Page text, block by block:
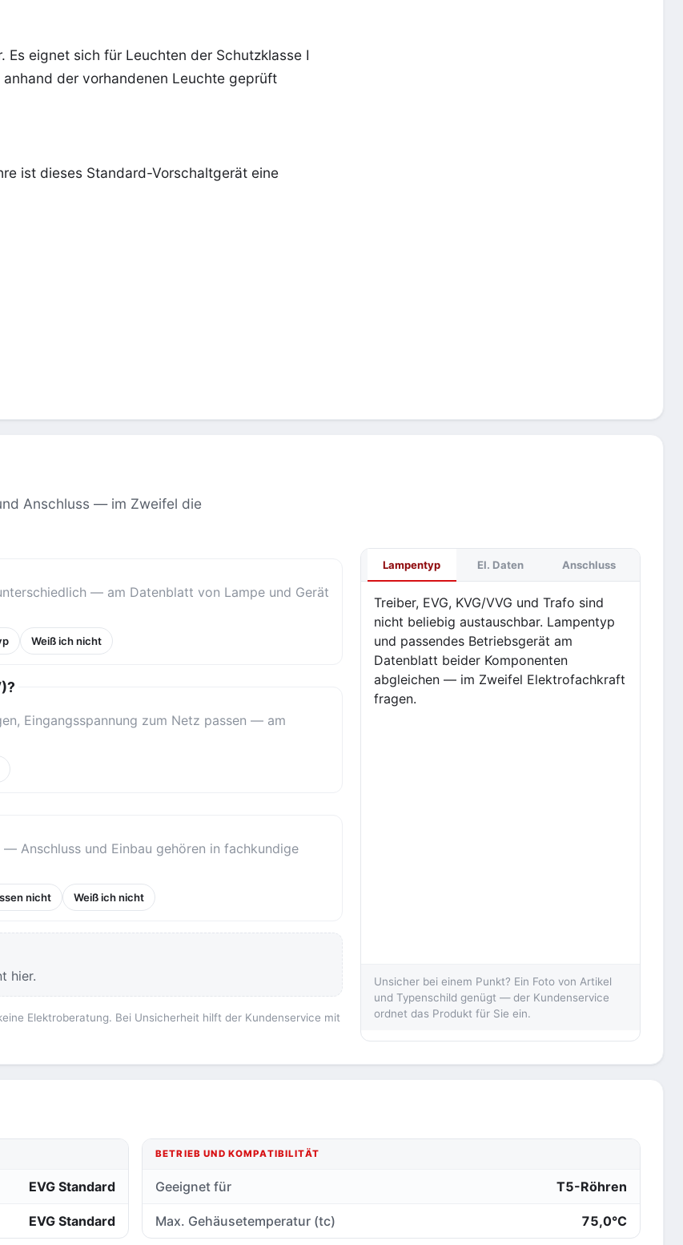
eignet sich für Leuchten der Schutzklasse I
der vorhandenen Leuchte geprüft
ist dieses Standard-Vorschaltgerät eine
Anschluss — im Zweifel die
— am Datenblatt von Lampe und Gerät
Weiß ich nicht
Eingangsspannung zum Netz passen — am
Anschluss und Einbau gehören in fachkundige
nicht Weiß ich nicht
hier.
Elektroberatung. Bei Unsicherheit hilft der Kundenservice mit
Lampentyp El. Daten Anschluss
Treiber, EVG, KVG/VVG und Trafo sind
nicht beliebig austauschbar. Lampentyp
und passendes Betriebsgerät am
Datenblatt beider Komponenten
abgleichen — im Zweifel Elektrofachkraft
fragen.
Unsicher bei einem Punkt? Ein Foto von Artikel
und Typenschild genügt — der Kundenservice
ordnet das Produkt für Sie ein.
EVG Standard
EVG Standard
BETRIEB UND KOMPATIBILITÄT
Geeignet für T5-Röhren
Max. Gehäusetemperatur (tc) 75,0°C